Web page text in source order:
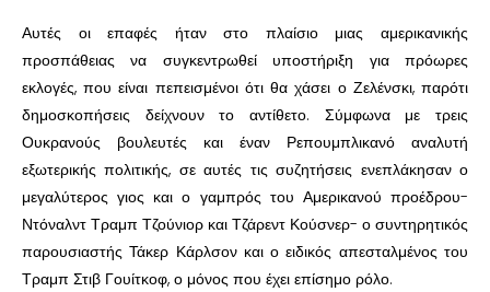
Αυτές οι επαφές ήταν στο πλαίσιο μιας αμερικανικής
προσπάθειας να συγκεντρωθεί υποστήριξη για πρόωρες
εκλογές, που είναι πεπεισμένοι ότι θα χάσει ο Ζελένσκι, παρότι
δημοσκοπήσεις δείχνουν το αντίθετο. Σύμφωνα με τρεις
Ουκρανούς βουλευτές και έναν Ρεπουμπλικανό αναλυτή
εξωτερικής πολιτικής, σε αυτές τις συζητήσεις ενεπλάκησαν ο
μεγαλύτερος γιος και ο γαμπρός του Αμερικανού προέδρου-
Ντόναλντ Τραμπ Τζούνιορ και Τζάρεντ Κούσνερ- ο συντηρητικός
παρουσιαστής Τάκερ Κάρλσον και ο ειδικός απεσταλμένος του
Τραμπ Στιβ Γουίτκοφ, ο μόνος που έχει επίσημο ρόλο.